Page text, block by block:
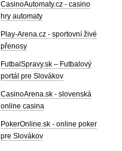
CasinoAutomaty.cz - casino
hry automaty
Play-Arena.cz - sportovní živé
přenosy
FutbalSpravy.sk – Futbalový
portál pre Slovákov
CasinoArena.sk - slovenská
online casina
PokerOnline.sk - online poker
pre Slovákov